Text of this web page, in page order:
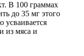
В 100 граммах
до 35 мг этого
усваивается
из мяса и